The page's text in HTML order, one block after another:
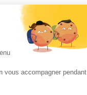
vous accompagner pendant